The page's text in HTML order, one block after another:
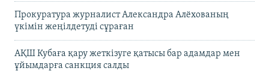
Прокуратура журналист Александра Алёхованың
үкімін жеңілдетуді сұраған
АҚШ Кубаға қару жеткізуге қатысы бар адамдар мен
ұйымдарға санкция салды